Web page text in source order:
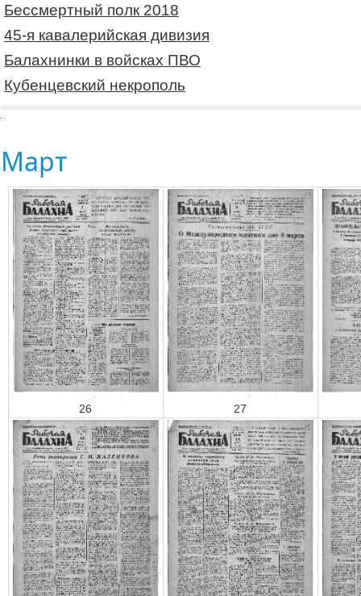
Бессмертный полк 2018
45-я кавалерийская дивизия
Балахнинки в войсках ПВО
Кубенцевский некрополь
Март
26 27